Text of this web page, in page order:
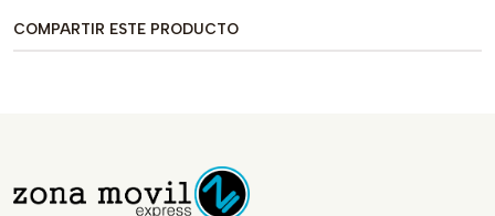
COMPARTIR ESTE PRODUCTO